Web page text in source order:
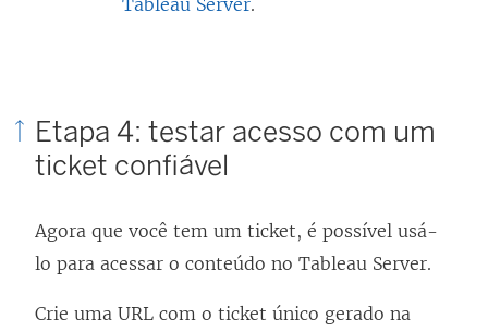
Etapa 4: testar acesso com um
ticket confiável
Agora que você tem um ticket, é possível usá-
lo para acessar o conteúdo no Tableau Server.
Crie uma URL com o ticket único gerado na